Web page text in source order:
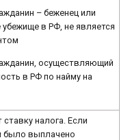
– беженец или
в РФ, не является
осуществляющий
в РФ по найму на
налога. Если
было выплачено